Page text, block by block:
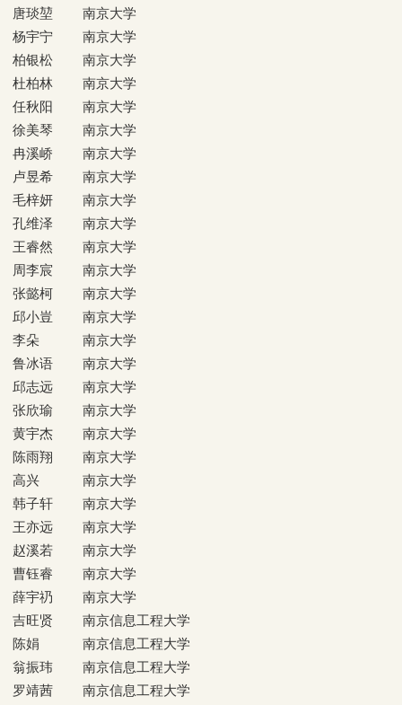
唐琰堃
南京大学
杨宇宁
南京大学
柏银松
南京大学
杜柏林
南京大学
任秋阳
南京大学
徐美琴
南京大学
冉溪峤
南京大学
卢昱希
南京大学
毛梓妍
南京大学
孔维泽
南京大学
王睿然
南京大学
周李宸
南京大学
张懿柯
南京大学
邱小豈
南京大学
李朵
南京大学
鲁冰语
南京大学
邱志远
南京大学
张欣瑜
南京大学
黄宇杰
南京大学
陈雨翔
南京大学
高兴
南京大学
韩子轩
南京大学
王亦远
南京大学
赵溪若
南京大学
曹钰睿
南京大学
薛宇礽
南京大学
吉旺贤
南京信息工程大学
陈娟
南京信息工程大学
翁振玮
南京信息工程大学
罗靖茜
南京信息工程大学